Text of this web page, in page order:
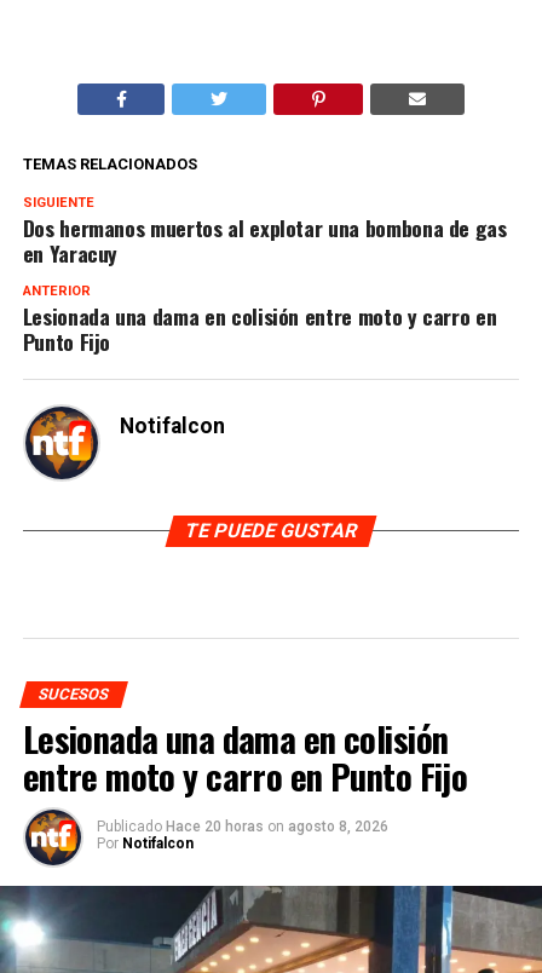
TEMAS RELACIONADOS
SIGUIENTE
Dos hermanos muertos al explotar una bombona de gas
en Yaracuy
ANTERIOR
Lesionada una dama en colisión entre moto y carro en
Punto Fijo
Notifalcon
TE PUEDE GUSTAR
SUCESOS
Lesionada una dama en colisión
entre moto y carro en Punto Fijo
Publicado Hace 20 horas on agosto 8, 2026
Por Notifalcon